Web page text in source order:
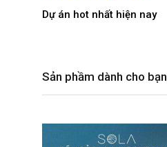
Dự án hot nhất hiện nay
Sản phầm dành cho bạn